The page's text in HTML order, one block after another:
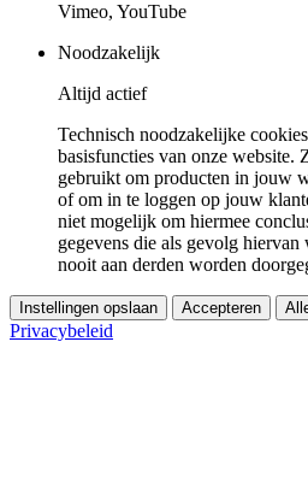
Vimeo, YouTube
Noodzakelijk
Altijd actief
Technisch noodzakelijke
basisfuncties van onze website.
gebruikt om producten in jouw
of om in te loggen op jouw
niet mogelijk om hiermee
gegevens die als gevolg
nooit aan derden worden
Instellingen opslaan Accepteren
Privacybeleid